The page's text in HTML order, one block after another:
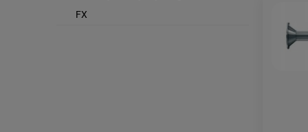
FX